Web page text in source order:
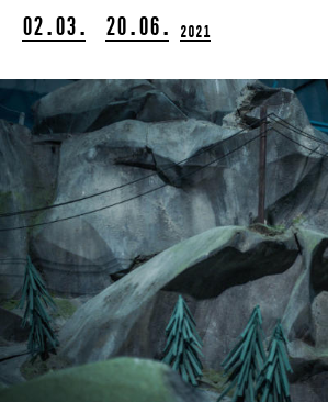
02.03. 20.06. 2021